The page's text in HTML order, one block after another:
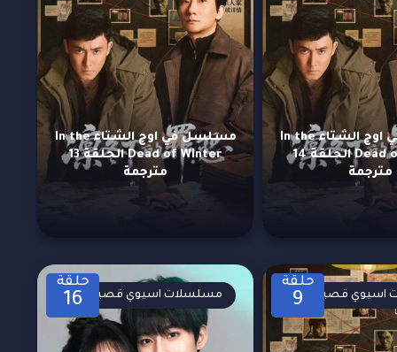
مسلسل في اوج الشتاء In the
Dead of Winter الحلقة 14
مترجمة
مسلسل في اوج الشتاء In the
Dead of Winter الحلقة 13
مترجمة
حلقة
9 اسيوي قصيرة
حلقة
16 مسلسلات اسيوي قصيرة